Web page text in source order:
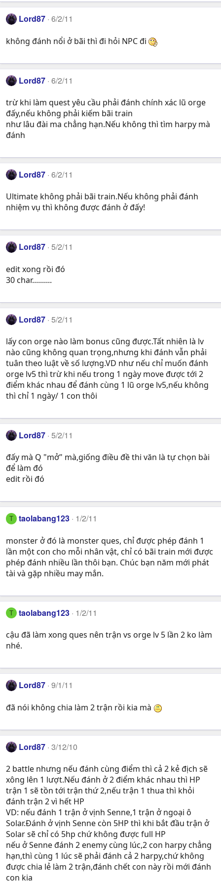
Lord87 6/2/11
không đánh nổi ở bãi thì đi hỏi NPC đi
Lord87 6/2/11
trừ khi làm quest yêu cầu phải đánh chính xác lũ orge
đấy,nếu không phải kiếm bãi train
như lâu đài ma chẳng hạn.Nếu không thì tìm harpy mà
đánh
Lord87 6/2/11
Ultimate không phải bãi train.Nếu không phải đánh
nhiệm vụ thì không được đánh ở đấy!
Lord87 5/2/11
edit xong rồi đó
30 char..........
Lord87 5/2/11
lấy con orge nào làm bonus cũng được.Tất nhiên là lv
nào cũng không quan trọng,nhưng khi đánh vẫn phải
tuân theo luật về số lượng.VD như nếu chỉ muốn đánh
orge lv5 thì trừ khi nếu trong 1 ngày move được tới 2
điểm khác nhau để đánh cùng 1 lũ orge lv5,nếu không
thì chỉ 1 ngày/ 1 con thôi
Lord87 5/2/11
đấy mà Q "mở" mà,giống điều đề thi văn là tự chọn bài
để làm đó
edit rồi đó
T taolabang123 1/2/11
monster ở đó là monster ques, chỉ được phép đánh 1
lần một con cho mỗi nhân vật, chỉ có bãi train mới được
phép đánh nhiều lần thôi bạn. Chúc bạn năm mới phát
tài và gặp nhiều may mắn.
T taolabang123 1/2/11
cậu đã làm xong ques nên trận vs orge lv 5 lần 2 ko làm
nhé.
Lord87 9/1/11
đã nói không chia làm 2 trận rồi kia mà
Lord87 3/12/10
2 battle nhưng nếu đánh cùng điểm thì cả 2 kẻ địch sẽ
xông lên 1 lượt.Nếu đánh ở 2 điểm khác nhau thì HP
trận 1 sẽ tồn tới trận thứ 2,nếu trận 1 thua thì khỏi
đánh trận 2 vì hết HP
VD: nếu đánh 1 trận ở vịnh Senne,1 trận ở ngoại ô
Solar.Đánh ở vịnh Senne còn 5HP thì khi bắt đầu trận ở
Solar sẽ chỉ có 5hp chứ không được full HP
nếu ở Senne đánh 2 enemy cùng lúc,2 con harpy chẳng
hạn,thì cùng 1 lúc sẽ phải đánh cả 2 harpy,chứ không
được chia lẻ làm 2 trận,đánh chết con này rồi mới đánh
con kia